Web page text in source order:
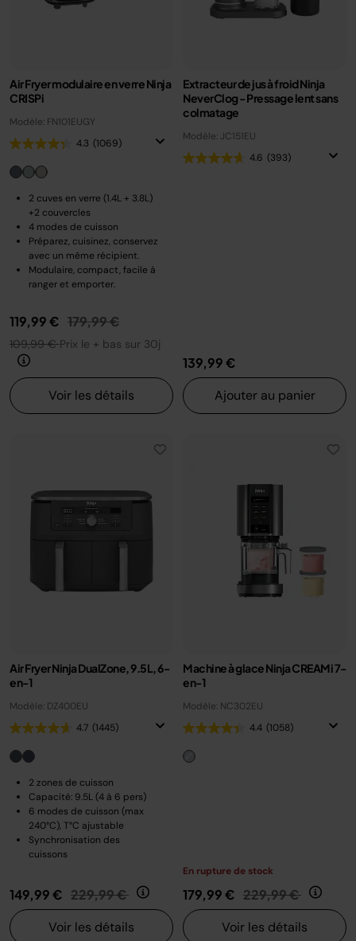
Air Fryer modulaire en verre Ninja
CRISPi
Modèle: FN101EUGY
4.3 (1069)
2 cuves en verre (1.4L + 3.8L)
+2 couvercles
4 modes de cuisson
Préparez, cuisinez, conservez
avec un même récipient.
Modulaire, compact, facile à
ranger et emporter.
119,99 € Prix réduit de
179,99 €au
109,99 €Prix le + bas sur 30j
Voir les détails
Extracteur de jus à froid Ninja
NeverClog - Pressage lent sans
colmatage
Modèle: JC151EU
4.6 (393)
139,99 €
Ajouter au panier
Air Fryer Ninja DualZone, 9.5L, 6-
en-1
Modèle: DZ400EU
4.7 (1445)
2 zones de cuisson
Capacité: 9.5L (4 à 6 pers)
6 modes de cuisson (max
240°C), T°C ajustable
Synchronisation des
cuissons
149,99 € Prix réduit de
229,99 € au
Voir les détails
Machine à glace Ninja CREAMi 7-
en-1
Modèle: NC302EU
4.4 (1058)
En rupture de stock
179,99 € Prix réduit de
229,99 € au
Voir les détails